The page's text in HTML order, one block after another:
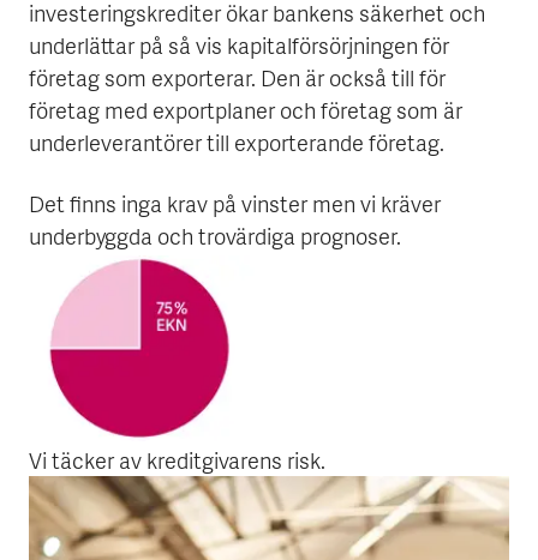
investeringskrediter ökar bankens säkerhet och
underlättar på så vis kapitalförsörjningen för
företag som exporterar. Den är också till för
företag med exportplaner och företag som är
underleverantörer till exporterande företag.
Det finns inga krav på vinster men vi kräver
underbyggda och trovärdiga prognoser.
Vi täcker av kreditgivarens risk.